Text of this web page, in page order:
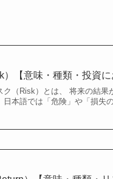
）【意味・種類・投資に
ク（Risk）とは、 将来の結
日本語では「危険」や「損失